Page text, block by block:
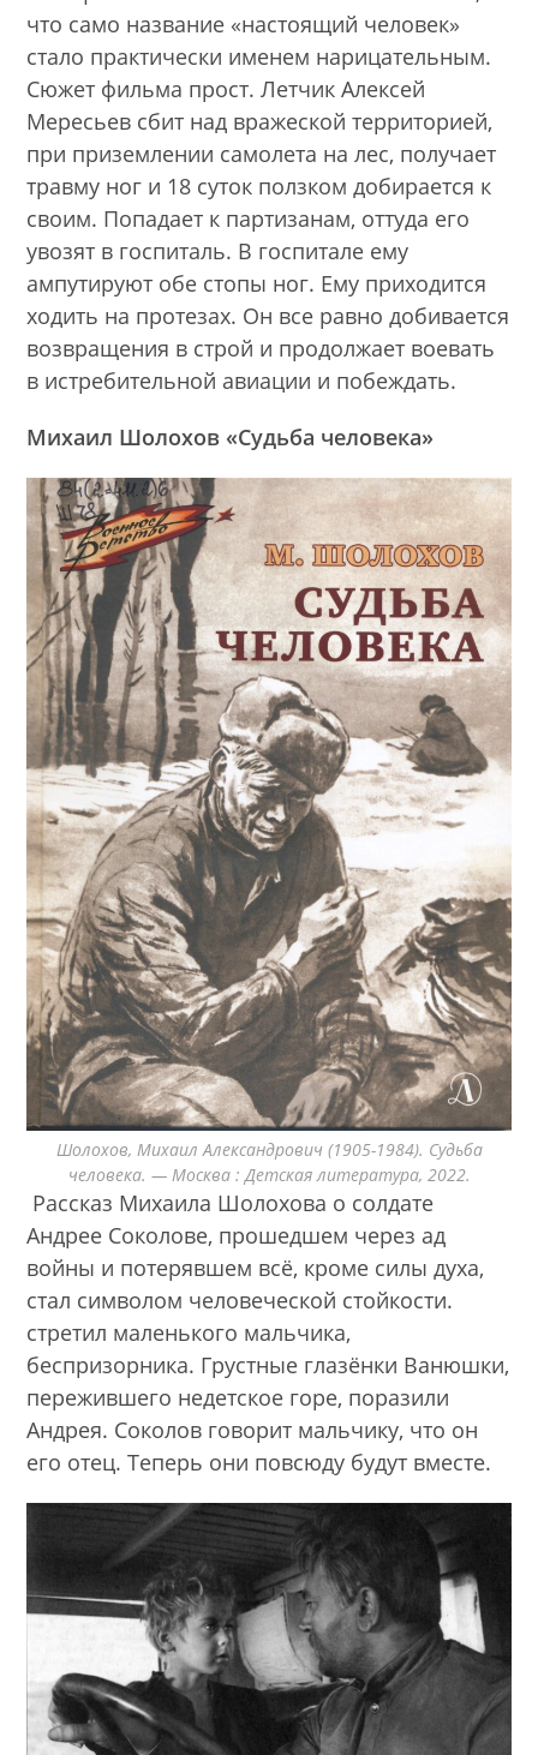
что само название «настоящий человек»
стало практически именем нарицательным.
Сюжет фильма прост. Летчик Алексей
Мересьев сбит над вражеской территорией,
при приземлении самолета на лес, получает
травму ног и 18 суток ползком добирается к
своим. Попадает к партизанам, оттуда его
увозят в госпиталь. В госпитале ему
ампутируют обе стопы ног. Ему приходится
ходить на протезах. Он все равно добивается
возвращения в строй и продолжает воевать
в истребительной авиации и побеждать.
Михаил Шолохов «Судьба человека»
Шолохов, Михаил Александрович (1905-1984). Судьба
человека. — Москва : Детская литература, 2022.
Рассказ Михаила Шолохова о солдате
Андрее Соколове, прошедшем через ад
войны и потерявшем всё, кроме силы духа,
стал символом человеческой стойкости.
стретил маленького мальчика,
беспризорника. Грустные глазёнки Ванюшки,
пережившего недетское горе, поразили
Андрея. Соколов говорит мальчику, что он
его отец. Теперь они повсюду будут вместе.